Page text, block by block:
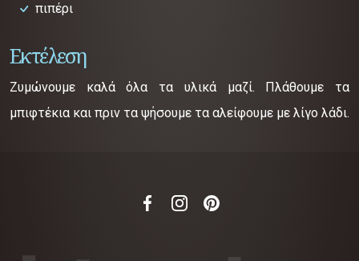
πιπέρι
Εκτέλεση
Ζυμώνουμε καλά όλα τα υλικά μαζί. Πλάθουμε τα
μπιφτέκια και πριν τα ψήσουμε τα αλείφουμε με λίγο λάδι.